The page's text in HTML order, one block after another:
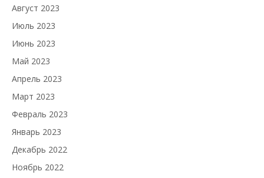
Август 2023
Июль 2023
Июнь 2023
Май 2023
Апрель 2023
Март 2023
Февраль 2023
Январь 2023
Декабрь 2022
Ноябрь 2022